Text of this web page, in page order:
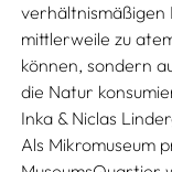
mittlerweile zu
können, sondern
die Natur
Inka & Niclas
Als Mikromuseum